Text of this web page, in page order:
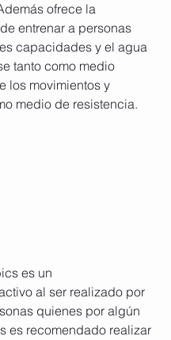
ofrece la
entrenar a personas
capacidades y el agua
tanto como medio
los movimientos y
medio de resistencia.
es un
al ser realizado por
quienes por algún
es recomendado realizar